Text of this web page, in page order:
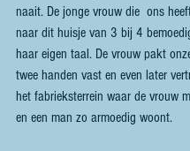
naait. De jonge vrouw die  ons
naar dit huisje van 3 bij 4
haar eigen taal. De vrouw pakt
twee handen vast en even later
het fabrieksterrein waar de vrouw
en een man zo armoedig woont.